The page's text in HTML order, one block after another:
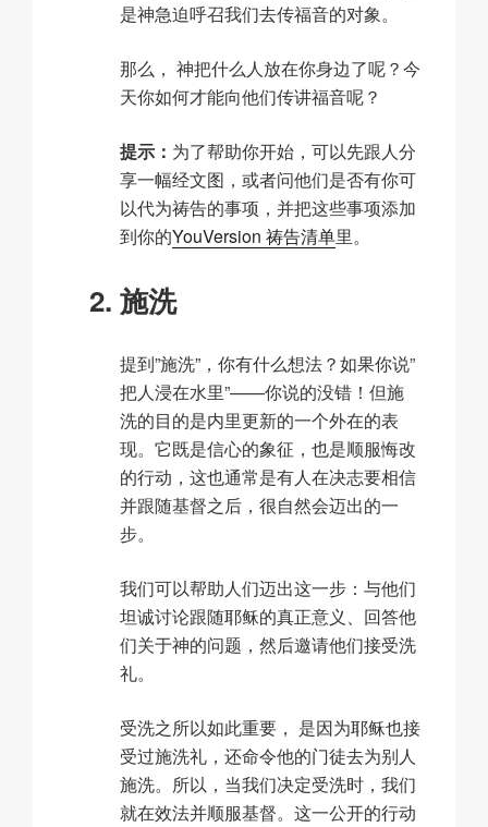
是神急迫呼召我们去传福音的对象。
那么， 神把什么人放在你身边了呢？今
天你如何才能向他们传讲福音呢？
提示： 为了帮助你开始，可以先跟人分
享一幅经文图，或者问他们是否有你可
以代为祷告的事项，并把这些事项添加
到你的YouVersion 祷告清单里。
施洗
提到”施洗”，你有什么想法？如果你说”
把人浸在水里”——你说的没错！但施
洗的目的是内里更新的一个外在的表
现。它既是信心的象征，也是顺服悔改
的行动，这也通常是有人在决志要相信
并跟随基督之后，很自然会迈出的一
步。
我们可以帮助人们迈出这一步：与他们
坦诚讨论跟随耶稣的真正意义、回答他
们关于神的问题，然后邀请他们接受洗
礼。
受洗之所以如此重要， 是因为耶稣也接
受过施洗礼，还命令他的门徒去为别人
施洗。所以，当我们决定受洗时，我们
就在效法并顺服基督。这一公开的行动